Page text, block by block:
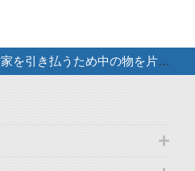
を引き払うため中の物を片付け処分。